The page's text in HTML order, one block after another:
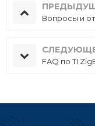
Вопросы и
FAQ по TI